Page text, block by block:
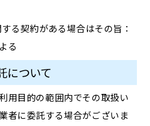
る契約がある場合はその旨：
る
について
用目的の範囲内でその取扱い
者に委託する場合がございま